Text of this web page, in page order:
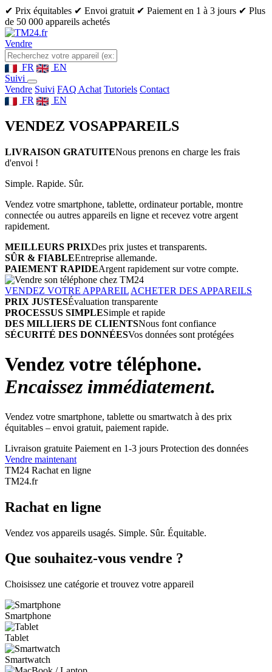
✔ Prix équitables ✔ Envoi gratuit ✔ Paiement en 1 à 3 jours ✔ Plus
de 50 000 appareils achetés
Vendre
FR
EN
Suivi
Vendre Suivi FAQ Achat Tutoriels Contact
FR
EN
VENDEZ VOSAPPAREILS
LIVRAISON GRATUITENous prenons en charge les frais
d'envoi !
Simple. Rapide. Sûr.
Vendez votre smartphone, tablette, ordinateur portable, montre
connectée ou autres appareils en ligne et recevez votre argent
rapidement.
MEILLEURS PRIXDes prix justes et transparents.
SÛR & FIABLEEntreprise allemande.
PAIEMENT RAPIDEArgent rapidement sur votre compte.
VENDEZ VOTRE APPAREIL ACHETER DES APPAREILS
PRIX JUSTESÉvaluation transparente
PROCESSUS SIMPLESimple et rapide
DES MILLIERS DE CLIENTSNous font confiance
SÉCURITÉ DES DONNÉESVos données sont protégées
Vendez votre téléphone.
Encaissez immédiatement.
Vendez votre smartphone, tablette ou smartwatch à des prix
équitables – envoi gratuit, paiement rapide.
Livraison gratuite Paiement en 1-3 jours Protection des données
Vendre maintenant
TM24 Rachat en ligne
TM24.fr
Rachat en ligne
Vendez vos appareils usagés. Simple. Sûr. Équitable.
Que souhaitez-vous vendre ?
Choisissez une catégorie et trouvez votre appareil
Smartphone
Tablet
Smartwatch